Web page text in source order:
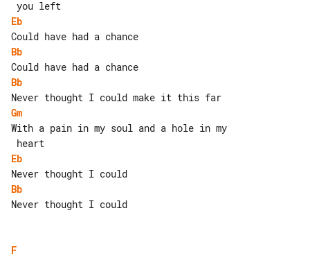
Eb
Bb
Bb
Gm
With a pain in my soul and a hole in my
Eb
Bb
Never thought I could
F